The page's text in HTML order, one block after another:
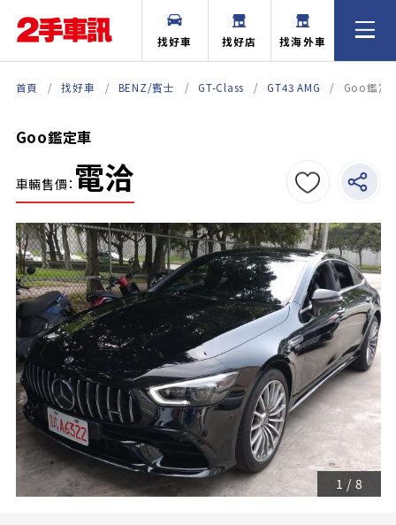
找好車 找好店 找海外車
首頁 找好車 BENZ/賓士 GT-Class GT43 AMG Goo鑑定
Goo鑑定車
車輛售價： 電洽
1 / 8